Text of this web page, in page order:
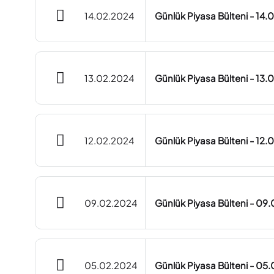
14.02.2024 Günlük Piyasa Bülteni -
13.02.2024 Günlük Piyasa Bülteni -
12.02.2024 Günlük Piyasa Bülteni -
09.02.2024 Günlük Piyasa Bülteni -
05.02.2024 Günlük Piyasa Bülteni -